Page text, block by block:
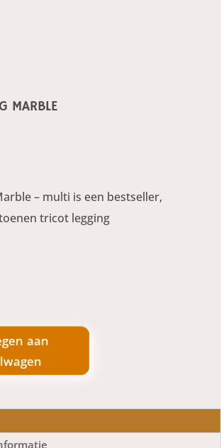
MARBLE
– multi is een bestseller,
tricot legging
aan